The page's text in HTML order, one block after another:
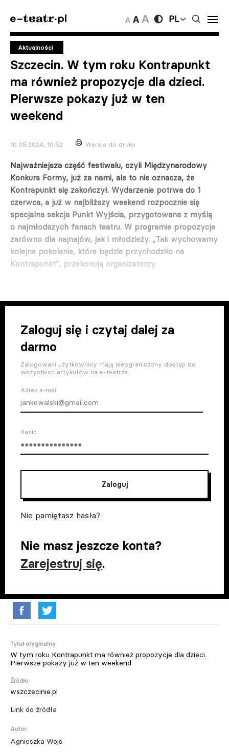
PL
Aktualności
Szczecin. W tym roku Kontrapunkt
ma również propozycje dla dzieci.
Pierwsze pokazy już w ten
weekend
10.05.2024, 10:52 Wersja do druku
Najważniejsza część festiwalu, czyli Międzynarodowy
Konkurs Formy, już za nami, ale to nie oznacza, że
Kontrapunkt się zakończył. Wydarzenie potrwa do 1
czerwca, a już w najbliższy weekend rozpocznie się
specjalna sekcja Punkt Wyjścia, przygotowana z myślą
o najmłodszych fanach teatru. W programie propozycje
zarówno dla najnajów, jak i młodzieży. „Tak wychowamy
kolejne pokolenie, które będzie przychodziło na
Kontrapunkt”, przekonują organizatorzy.
Zaloguj się i czytaj dalej za
darmo
Zalogowani użytkownicy mają nieograniczony dostęp do
wszystkich artykułów na e-teatrze.
Adres e-mail
Haslo
Zaloguj
Nie pamiętasz hasła?
Nie masz jeszcze konta?
Zarejestruj się.
Tytuł oryginalny
W tym roku Kontrapunkt ma również propozycje dla dzieci.
Pierwsze pokazy już w ten weekend
Źródło:
wszczecinie.pl
Link do źródła
Autor:
Agnieszka Wojs